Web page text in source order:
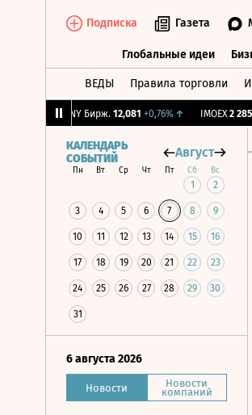
Подписка Газета
Глобальные идеи
ВЕДЫ Правила торговли
CNY Бирж. 12,081 +0,76%↑ IMOEX 2
КАЛЕНДАРЬ
СОБЫТИЙ
Август
Пн Вт Ср Чт Пт Сб Вс
1 2
3 4 5 6 7 8 9
10 11 12 13 14 15 16
17 18 19 20 21 22 23
24 25 26 27 28 29 30
31
6 августа 2026
Новости Новости
компаний